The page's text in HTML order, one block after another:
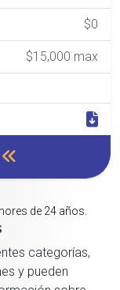
$0
$15,000 max
de 24 años.
categorías,
y pueden